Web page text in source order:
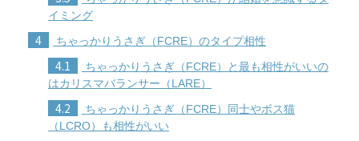
イミング
4 ちゃっかりうさぎ（FCRE）のタイプ相性
4.1
ちゃっかりうさぎ（FCRE）と最も相性がいいの
はカリスマバランサー（LARE）
4.2
ちゃっかりうさぎ（FCRE）同士やボス猫
（LCRO）も相性がいい